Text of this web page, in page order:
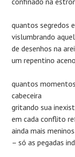
quantos segredos
vislumbrando
de desenhos na
um repentino
quantos
cabeceira
gritando sua
em cada conflito
ainda mais
– só as pegadas